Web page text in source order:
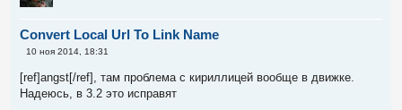
Convert Local Url To Link Name
С
б
щ
10 ноя 2014, 18:31
[ref]angst[/ref], там проблема с кириллицей вообще в движке.
Надеюсь, в 3.2 это исправят